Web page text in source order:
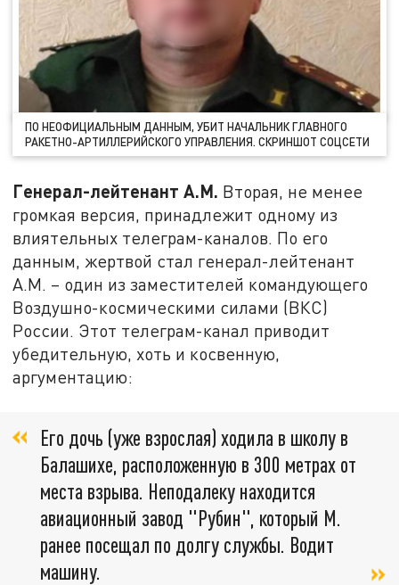
ПО НЕОФИЦИАЛЬНЫМ ДАННЫМ, УБИТ НАЧАЛЬНИК ГЛАВНОГО
РАКЕТНО-АРТИЛЛЕРИЙСКОГО УПРАВЛЕНИЯ. СКРИНШОТ СОЦСЕТИ
Генерал-лейтенант А.М. Вторая, не менее
громкая версия, принадлежит одному из
влиятельных телеграм-каналов. По его
данным, жертвой стал генерал-лейтенант
А.М. – один из заместителей командующего
Воздушно-космическими силами (ВКС)
России. Этот телеграм-канал приводит
убедительную, хоть и косвенную,
аргументацию:
Его дочь (уже взрослая) ходила в школу в
Балашихе, расположенную в 300 метрах от
места взрыва. Неподалеку находится
авиационный завод "Рубин", который М.
ранее посещал по долгу службы. Водит
машину.